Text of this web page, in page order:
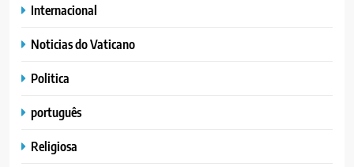
Internacional
Noticias do Vaticano
Politica
português
Religiosa